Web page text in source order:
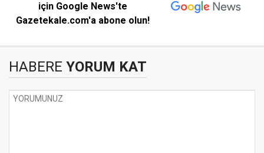
için Google News'te
Gazetekale.com'a abone olun!
HABERE YORUM KAT